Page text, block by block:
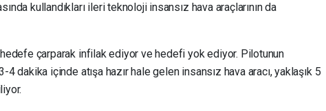
kullandıkları ileri teknoloji insansız hava araçlarının da
hedefe çarparak infilak ediyor ve hedefi yok ediyor. Pilotunun
4 dakika içinde atışa hazır hale gelen insansız hava aracı, yaklaşık 5